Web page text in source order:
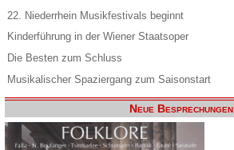
22. Niederrhein Musikfestivals beginnt
Kinderführung in der Wiener Staatsoper
Die Besten zum Schluss
Musikalischer Spaziergang zum Saisonstart
Neue Besprechungen